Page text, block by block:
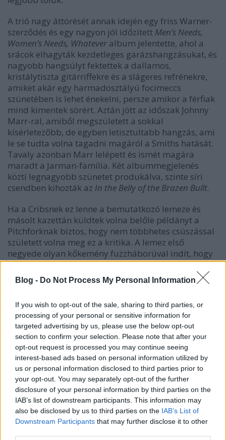
Blog - Do Not Process My Personal Information
If you wish to opt-out of the sale, sharing to third parties, or
processing of your personal or sensitive information for
targeted advertising by us, please use the below opt-out
section to confirm your selection. Please note that after your
opt-out request is processed you may continue seeing
interest-based ads based on personal information utilized by
us or personal information disclosed to third parties prior to
your opt-out. You may separately opt-out of the further
disclosure of your personal information by third parties on the
IAB’s list of downstream participants. This information may
also be disclosed by us to third parties on the IAB’s List of
Downstream Participants that may further disclose it to other
A trió nagy áttörését annak idején egy friss Warner-
szerződés és egy nagyon jól időzített Men’s Needs,
Women’s Needs, Whatever album jelentette, ahol a
srácok elhagyták kezdetleges garázshangzásukat, és
nagyobb hangsúlyt fektettek a dallamos,
kristálytiszta gitárriffekre és a slágeres refrénekre,
amiket akár egy harmadosztályú focimeccs
szünetében is lehet énekelni, persze amikor a férfiak
mind kimentek sörért. Aztán jött az időszak Johnny
Marr-ral, amiből megszületett a sokkal
kísérletezőbb, de egyben letisztultabb hangzás, ami
le se tudta volna tagadni magáról a Smiths hatását.
Tavaly azonban Marr lelépett és ismét magára
maradt a Jarman-família. Két albummegjelenés
közti legnagyobb szünetet produkálva, szinte síri
csendben kihozták az In the Belly of the Brazen Bullt.
Ha a Cribsnek ez lenne a bemutatkozó lemeze és
másolt kazettán küldtek volna belőle példányt a
Pitchforknak biztos, hogy nem többhetes csúszással
született volna meg ez a kritika. A lemez első
negyede olyan kőkemény fuzzháborúval indít, hogy
öröm hallani. AGlitters Like Goldolyan, mint egy
sósavba mártott szerelmes dal a Libertines
hátsókertjéből, miközben a Come On, Be A No-One
fejhangjának. Ez pedig igen fontos lehet sokaknak,
mivel a korábbi Cribs-anyagoknál sokszor már
elviselhetetlenül hatásvadásznak tűnt ez az állandó
visítozás. Itt viszont tényleg olyan, mintha az egészet
azért csinálná, hogy hallja végre a saját hangját ettől
a kurva nagy ricsajtól. Mondjuk azAnnacímű
számnál már talán kicsit túlzásba is viszi, de ez túl
sokat nem ront rajta, mert alapjáraton a lemez egyik
leggyengébb darabja, ezzel a frusztrált
lelkibántalmas visítozással.